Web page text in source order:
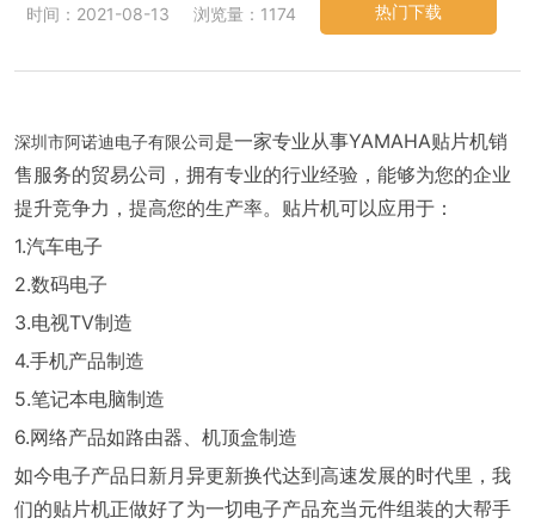
时间：2021-08-13 浏览量：1174 热门下载
深圳市阿诺迪电子有限公司是一家专业从事YAMAHA贴片机销
售服务的贸易公司，拥有专业的行业经验，能够为您的企业
提升竞争力，提高您的生产率。贴片机可以应用于：
1.汽车电子
2.数码电子
3.电视TV制造
4.手机产品制造
5.笔记本电脑制造
6.网络产品如路由器、机顶盒制造
如今电子产品日新月异更新换代达到高速发展的时代里，我
们的贴片机正做好了为一切电子产品充当元件组装的大帮手